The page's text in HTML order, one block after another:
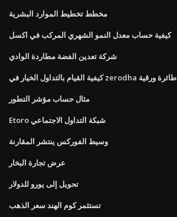
مخطط تخطيط الموارد البشرية
كيفية حساب معدل النمو الشهري المركب في اكسل
شركة تعدين الفضة مطاردة الوادي
كيفية القيام بالتداول الخيار في zerodha طائرة ورقية
مثال حساب مؤشر التطور
Etoro شبكة التداول الاجتماعي
وسيط الفوركس ينتشر المقارنة
عرض تجارة البخار
تحويل إلى يورو للدولار
تستثمر كوم الهند سعر الذهب